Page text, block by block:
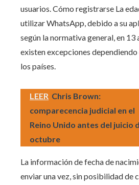
usuarios. Cómo registrarse La
utilizar WhatsApp, debido a su
según la normativa general, en 13
existen excepciones
los países.
LEER Chris Brown:
comparecencia judicial en el
Reino Unido antes del juicio
octubre
La información de fecha de
enviar una vez, sin posibilidad de